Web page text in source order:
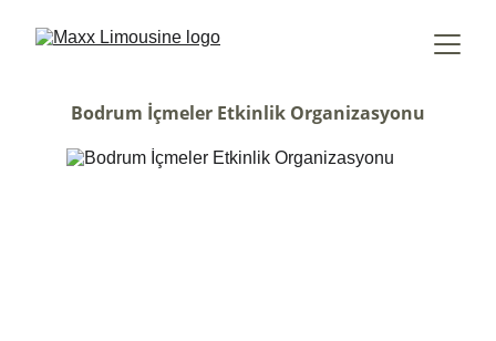
Bodrum İçmeler Etkinlik Organizasyonu